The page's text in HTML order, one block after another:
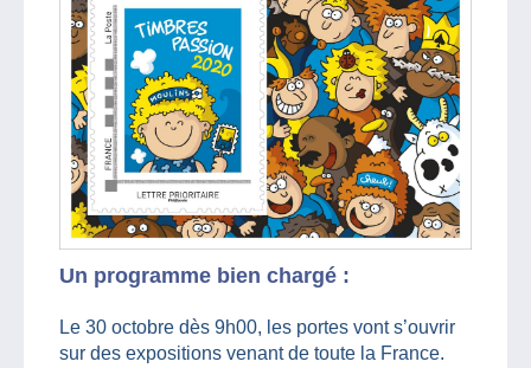
Un programme bien chargé :
Le 30 octobre dès 9h00, les portes vont s’ouvrir
sur des expositions venant de toute la France.